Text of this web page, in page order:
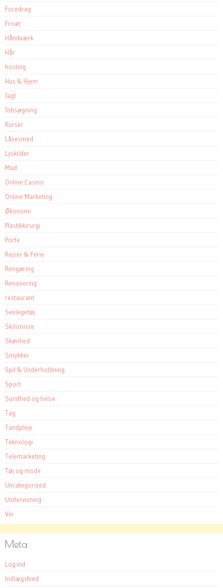
Foredrag
Frisør
Håndværk
Hår
hosting
Hus & Hjem
Jagt
Jobsøgning
Kurser
Låsesmed
Lyskilder
Mad
Online Casino
Online Marketing
Økonomi
Plastikkirurgi
Porte
Rejser & Ferie
Rengøring
Renovering
restaurant
Sexlegetøj
Skilsmisse
Skønhed
Smykker
Spil & Underholdning
Sport
Sundhed og helse
Tag
Tandpleje
Teknologi
Telemarketing
Tøj og mode
Uncategorized
Undervisning
Vin
Meta
Log ind
Indlægsfeed